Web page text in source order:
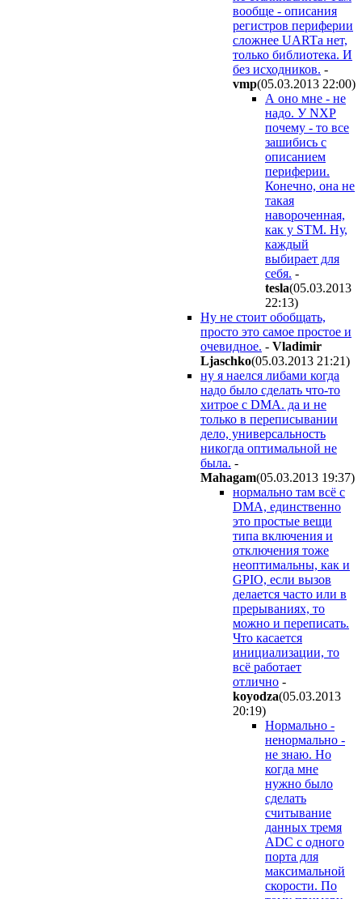
вообще - описания
регистров периферии
сложнее UARTа нет,
только библиотека. И
без исходников. -
vmp(05.03.2013 22:00)
А оно мне - не
надо. У NXP
почему - то все
зашибись с
описанием
периферии.
Конечно, она не
такая
навороченная,
как у STM. Ну,
каждый
выбирает для
себя. -
tesla(05.03.2013
22:13)
Ну не стоит обобщать,
просто это самое простое и
очевидное. - Vladimir
Ljaschko(05.03.2013 21:21)
ну я наелся либами когда
надо было сделать что-то
хитрое с DMA. да и не
только в переписывании
дело, универсальность
никогда оптимальной не
была. -
Mahagam(05.03.2013 19:37)
нормально там всё с
DMA, единственно
это простые вещи
типа включения и
отключения тоже
неоптимальны, как и
GPIO, если вызов
делается часто или в
прерываниях, то
можно и переписать.
Что касается
инициализации, то
всё работает
отлично -
koyodza(05.03.2013
20:19)
Нормально -
ненормально -
не знаю. Но
когда мне
нужно было
сделать
считывание
данных тремя
ADC с одного
порта для
максимальной
скорости. По